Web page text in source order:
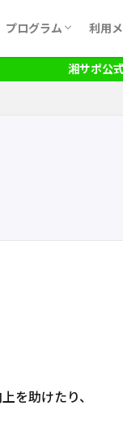
プログラム
月間予定表
利用
湘サポ公式
を助けたり、